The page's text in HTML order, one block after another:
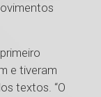
e tiveram
textos. “O